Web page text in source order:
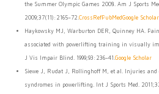
the Summer Olympic Games 2008. Am J Sports
2009;37(11):2165–72.CrossRefPubMedGoogle Scholar
Haykowsky MJ, Warburton DER, Quinney HA.
associated with powerlifting training in visually
J Vis Impair Blind. 1999;93:236–41.Google Scholar
Siewe J, Rudat J, Rollinghoff M, et al. Injuries and
syndromes in powerlifting. Int J Sports Med.